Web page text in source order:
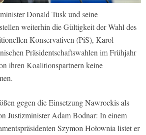
Donald Tusk und seine
weiterhin die Gültigkeit der Wahl des
Konservativen (PiS), Karol
Präsidentschaftswahlen im Frühjahr
ihren Koalitionspartnern keine
gegen die Einsetzung Nawrockis als
Justizminister Adam Bodnar: In einem
Szymon Hołownia listet er